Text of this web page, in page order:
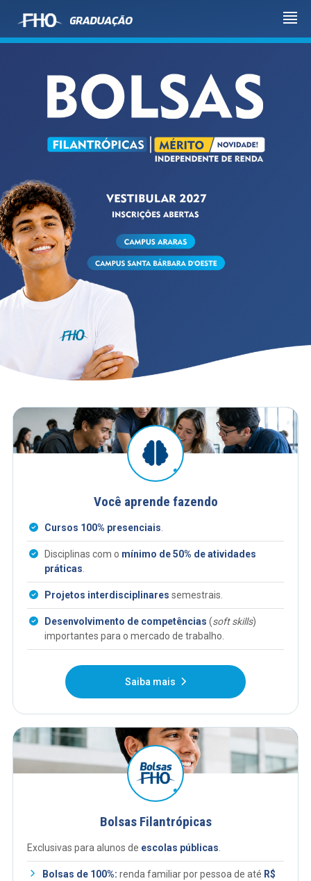
Você aprende fazendo
Cursos 100% presenciais
Disciplinas com o mínimo de 50% de atividades
práticas
Projetos interdisciplinares semestrais.
Desenvolvimento de competências (soft skills)
importantes para o mercado de trabalho.
Saiba mais
Bolsas Filantrópicas
Exclusivas para alunos de escolas públicas
Bolsas de 100%: renda familiar por pessoa de até R$